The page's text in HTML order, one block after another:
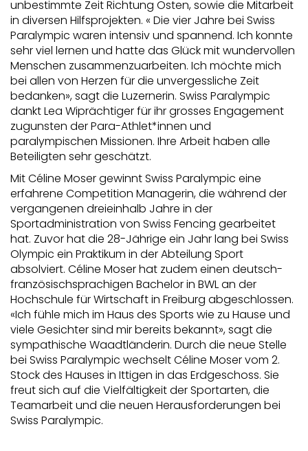
unbestimmte Zeit Richtung Osten, sowie die Mitarbeit
in diversen Hilfsprojekten. « Die vier Jahre bei Swiss
Paralympic waren intensiv und spannend. Ich konnte
sehr viel lernen und hatte das Glück mit wundervollen
Menschen zusammenzuarbeiten. Ich möchte mich
bei allen von Herzen für die unvergessliche Zeit
bedanken», sagt die Luzernerin. Swiss Paralympic
dankt Lea Wiprächtiger für ihr grosses Engagement
zugunsten der Para-Athlet*innen und
paralympischen Missionen. Ihre Arbeit haben alle
Beteiligten sehr geschätzt.
Mit Céline Moser gewinnt Swiss Paralympic eine
erfahrene Competition Managerin, die während der
vergangenen dreieinhalb Jahre in der
Sportadministration von Swiss Fencing gearbeitet
hat. Zuvor hat die 28-Jährige ein Jahr lang bei Swiss
Olympic ein Praktikum in der Abteilung Sport
absolviert. Céline Moser hat zudem einen deutsch-
französischsprachigen Bachelor in BWL an der
Hochschule für Wirtschaft in Freiburg abgeschlossen.
«Ich fühle mich im Haus des Sports wie zu Hause und
viele Gesichter sind mir bereits bekannt», sagt die
sympathische Waadtländerin. Durch die neue Stelle
bei Swiss Paralympic wechselt Céline Moser vom 2.
Stock des Hauses in Ittigen in das Erdgeschoss. Sie
freut sich auf die Vielfältigkeit der Sportarten, die
Teamarbeit und die neuen Herausforderungen bei
Swiss Paralympic.